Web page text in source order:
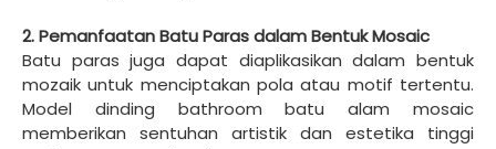
2. Pemanfaatan Batu Paras dalam Bentuk Mosaic
Batu paras juga dapat diaplikasikan dalam bentuk
mozaik untuk menciptakan pola atau motif tertentu.
Model dinding bathroom batu alam mosaic
memberikan sentuhan artistik dan estetika tinggi